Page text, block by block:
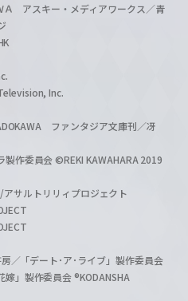
アスキー・メディアワークス／青
Inc.
ファンタジア文庫刊／冴
作委員会 ©REKI KAWAHARA 2019
サルトリリィプロジェクト
／「デート･ア･ライブ」製作委員会
」製作委員会 ®KODANSHA